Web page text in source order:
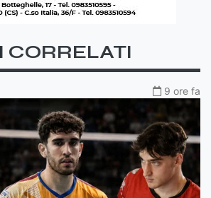
CORRELATI
9 ore fa